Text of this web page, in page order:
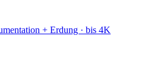
+ Erdung · bis 4K